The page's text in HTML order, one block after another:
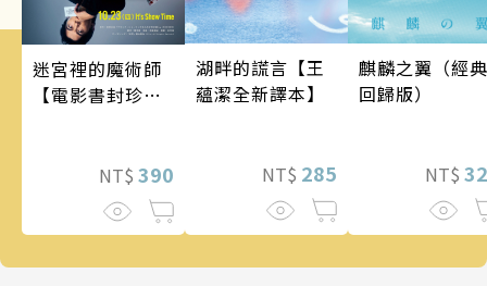
迷宮裡的魔術師
【電影書封珍藏
NT$ 390
湖畔的謊言【王
蘊潔全新譯本】
NT$ 285
麒麟之翼（經典
回歸版）
NT$